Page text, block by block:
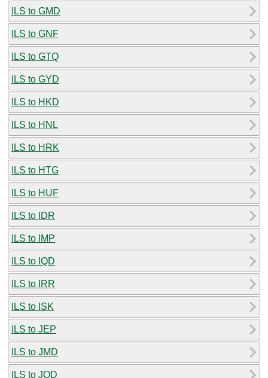
ILS to GMD
ILS to GNF
ILS to GTQ
ILS to GYD
ILS to HKD
ILS to HNL
ILS to HRK
ILS to HTG
ILS to HUF
ILS to IDR
ILS to IMP
ILS to IQD
ILS to IRR
ILS to ISK
ILS to JEP
ILS to JMD
ILS to JOD